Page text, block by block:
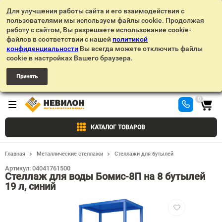
Для улучшения работы сайта и его взаимодействия с
пользователями мы используем файлы cookie. Продолжая
работу с сайтом, Вы разрешаете использование cookie-
файлов в соответствии с нашей политикой
конфиденциальности Вы всегда можете отключить файлы
cookie в настройках Вашего браузера.
Принять
КАТАЛОГ ТОВАРОВ
0
Главная Металлические стеллажи Стеллажи для бутылей
Стеллаж для воды Бомис-8П на 8 бутылей
19 л, синий
Артикул: 04041761500
Добавить